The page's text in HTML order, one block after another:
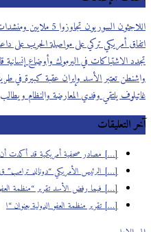
اللاجئون السوريون تجاوزوا 5 ملايين ومنشدات لدعم برامج إعادة التوطين
اتفاق أمريكي تركي على مواصلة الحرب على
تجدد الاشتباكات في اليرموك وأوضاع إنسانية
واشنطن تعتبر الأسد وإيران عقبة كبيرة في
غاتيلوف يلتقي وفدي المعارضة والنظام
آخر التعليقات
[…] مصادر صحفية أمريكية قد أكدت أن
[…] الرئيس الأمريكي “دونالد ترامب” ق
[…] فيما رفض الأسد تقرير “منظمة
[…] تقرير منظمة العفو الدولية بعنوان “ا